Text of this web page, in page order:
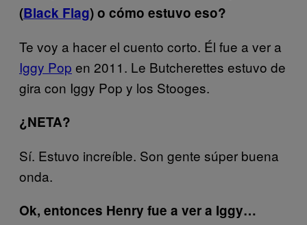
(Black Flag) o cómo estuvo eso?
Te voy a hacer el cuento corto. Él fue a ver a
Iggy Pop en 2011. Le Butcherettes estuvo de
gira con Iggy Pop y los Stooges.
¿NETA?
Sí. Estuvo increíble. Son gente súper buena
onda.
Ok, entonces Henry fue a ver a Iggy…